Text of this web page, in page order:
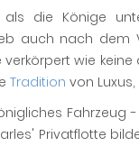
als die Könige
auch nach dem
verkörpert wie keine
Tradition von
Privatflotte